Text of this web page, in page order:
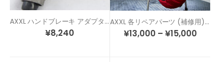
AXXL ハンドブレーキ アダプター
¥8,240
AXXL 各リペアパーツ (補修用) タイヤウォーマー 12インチ用
¥13,000 – ¥15,000